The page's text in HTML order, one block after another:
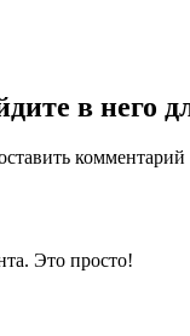
в него
комментарий
Это просто!